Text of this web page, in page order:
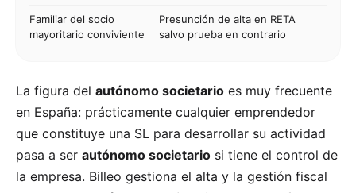
Familiar del socio
mayoritario conviviente
Presunción de alta en RETA
salvo prueba en contrario
La figura del autónomo societario es muy frecuente
en España: prácticamente cualquier emprendedor
que constituye una SL para desarrollar su actividad
pasa a ser autónomo societario si tiene el control de
la empresa. Billeo gestiona el alta y la gestión fiscal